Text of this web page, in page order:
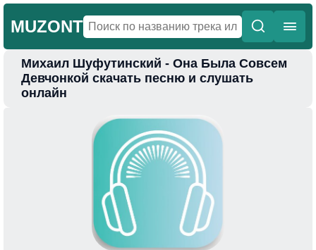
MUZONT
Главная
Новинки
Михаил Шуфутинский - Она Была Совсем
Девчонкой скачать песню и слушать
онлайн